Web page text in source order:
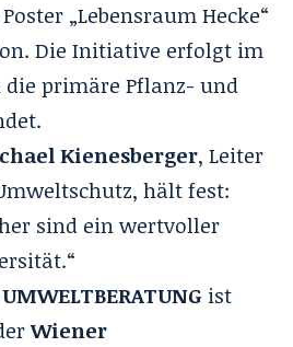
„Lebensraum Hecke“
Die Initiative erfolgt im
die primäre Pflanz- und
Kienesberger, Leiter
hält fest:
sind ein wertvoller
UMWELTBERATUNG ist
Wiener